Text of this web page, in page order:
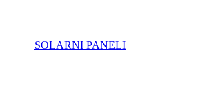
SOLARNI PANELI